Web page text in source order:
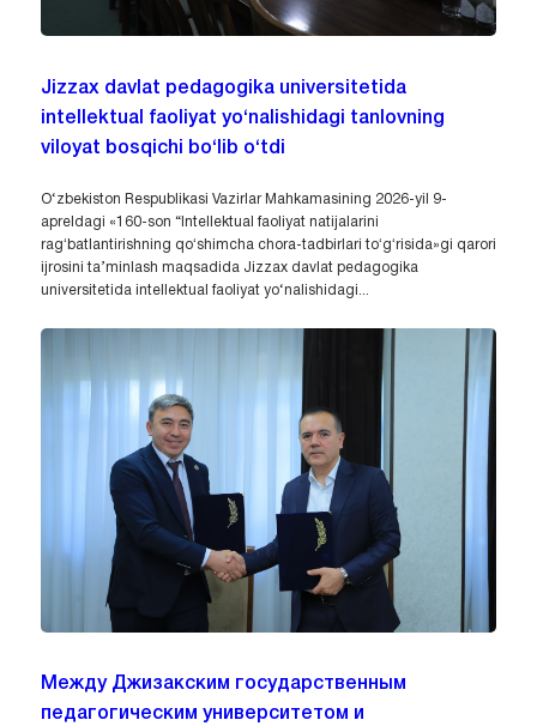
Jizzax davlat pedagogika universitetida
intellektual faoliyat yo‘nalishidagi tanlovning
viloyat bosqichi bo‘lib o‘tdi
O‘zbekiston Respublikasi Vazirlar Mahkamasining 2026-yil 9-
apreldagi «160-son “Intellektual faoliyat natijalarini
ragʻbatlantirishning qoʻshimcha chora-tadbirlari toʻgʻrisida»gi qarori
ijrosini ta’minlash maqsadida Jizzax davlat pedagogika
universitetida intellektual faoliyat yo‘nalishidagi...
Между Джизакским государственным
педагогическим университетом и